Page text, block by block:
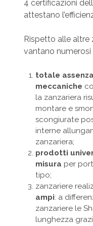
4 certificazioni
attestano
Rispetto alle altre
vantano numerosi
totale
meccaniche
la zanzariera
montare e
scongiurate
interne
zanzariera;
prodotti
misura per
tipo;
zanzariere
ampi: a
zanzariere le
lunghezza